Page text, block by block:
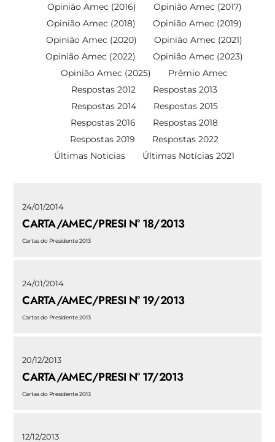
Opinião Amec (2016)
Opinião Amec (2017)
Opinião Amec (2018)
Opinião Amec (2019)
Opinião Amec (2020)
Opinião Amec (2021)
Opinião Amec (2022)
Opinião Amec (2023)
Opinião Amec (2025)
Prêmio Amec
Respostas 2012
Respostas 2013
Respostas 2014
Respostas 2015
Respostas 2016
Respostas 2018
Respostas 2019
Respostas 2022
Últimas Noticias
Últimas Notícias 2021
24/01/2014
CARTA/AMEC/PRESI N° 18/2013
Cartas do Presidente 2013
24/01/2014
CARTA/AMEC/PRESI N° 19/2013
Cartas do Presidente 2013
20/12/2013
CARTA/AMEC/PRESI N° 17/2013
Cartas do Presidente 2013
12/12/2013